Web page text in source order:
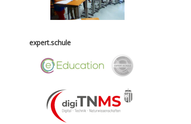
expert.schule